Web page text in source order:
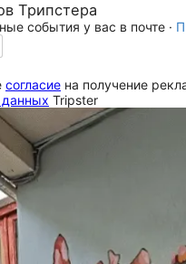
Трипстера
события у вас в почте ·
согласие на получение
данных Tripster